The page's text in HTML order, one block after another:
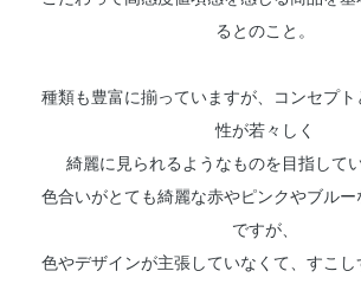
るとのこと。
種類も豊富に揃っていますが、コンセプ
性が若々しく
綺麗に見られるようなものを目指して
色合いがとても綺麗な赤やピンクやブル
ですが、
色やデザインが主張していなくて、すこ